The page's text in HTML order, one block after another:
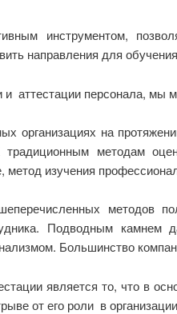
инструментом,
направления для
аттестации персонала,
организациях на
методам
изучения
методов
Подводным камнем
Большинство
является то, что в
от его роли в